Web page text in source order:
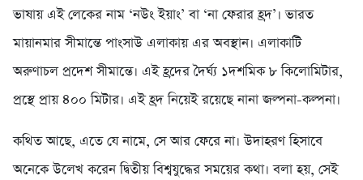
ভাষায় এই লেকের নাম ‘নউং ইয়াং’ বা ‘না ফেরার হ্রদ’। ভারত
মায়ানমার সীমান্তে পাংসাউ এলাকায় এর অবস্থান। এলাকাটি
অরুণাচল প্রদেশ সীমান্তে। এই হ্রদের দৈর্ঘ্য ১দশমিক ৮ কিলোমিটার,
প্রস্থে প্রায় ৪০০ মিটার। এই হ্রদ নিয়েই রয়েছে নানা জল্পনা-কল্পনা।
কথিত আছে, এতে যে নামে, সে আর ফেরে না। উদাহরণ হিসাবে
অনেকে উলে­খ করেন দ্বিতীয় বিশ্বযুদ্ধের সময়ের কথা। বলা হয়, সেই